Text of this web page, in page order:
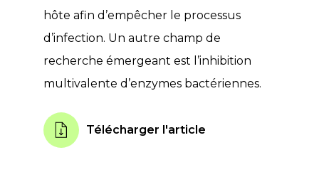
hôte afin d’empêcher le processus
d’infection. Un autre champ de
recherche émergeant est l’inhibition
multivalente d’enzymes bactériennes.
Télécharger l'article